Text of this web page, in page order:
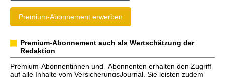
Premium-Abonnement erwerben
Premium-Abonnement auch als Wertschätzung der
Redaktion
Premium-Abonnentinnen und -Abonnenten erhalten den Zugriff
auf alle Inhalte vom VersicherungsJournal. Sie leisten zudem